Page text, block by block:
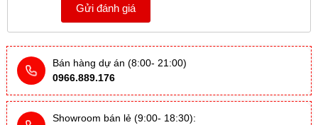
Gửi đánh giá
Bán hàng dự án (8:00- 21:00)
0966.889.176
Showroom bán lẻ (9:00- 18:30):